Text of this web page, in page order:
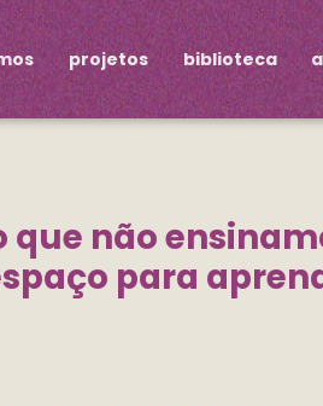
projetos biblioteca
que não
para